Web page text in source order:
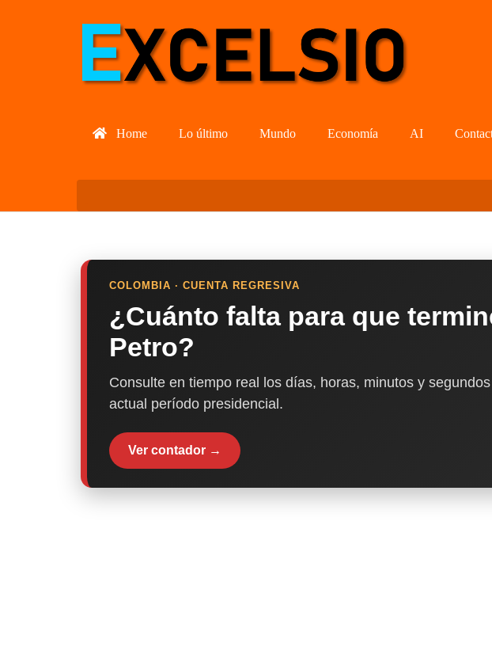
Home Lo último Mundo Economía AI
COLOMBIA · CUENTA REGRESIVA
¿Cuánto falta para que
Petro?
Consulte en tiempo real los días, horas, minutos y
actual período presidencial.
Ver contador →